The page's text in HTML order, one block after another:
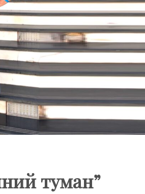
туман”